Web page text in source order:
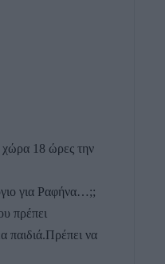
χώρα 18 ώρες την
για Ραφήνα…;;
πρέπει
παιδιά.Πρέπει να